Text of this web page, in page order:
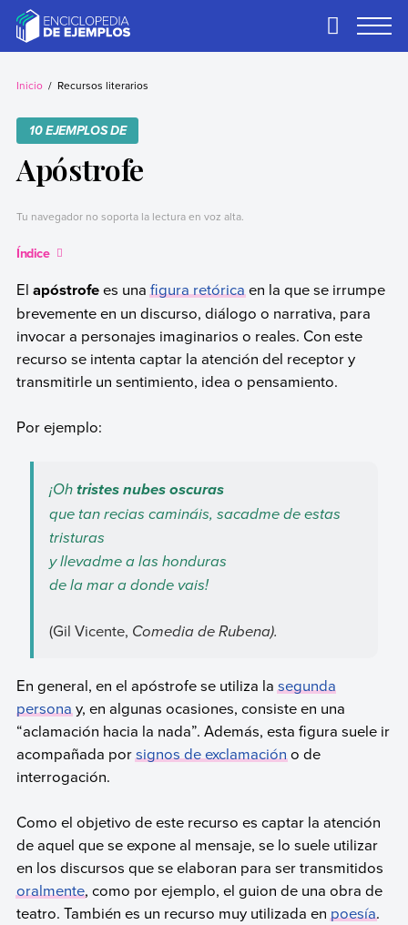
contentEjemplos
Necesitas ejemplos.
Primary
Inicio Recursos literarios
10 EJEMPLOS DE
Apóstrofe
Tu navegador no soporta la lectura en voz alta.
Índice
El apóstrofees unafigura retóricaen la que se irrumpe
brevemente en un discurso, diálogo o narrativa, para
invocar a personajes imaginarios o reales. Con este
recurso se intenta captar la atención del receptor y
transmitirle un sentimiento, idea o pensamiento.
Por ejemplo:
¡Oh tristes nubes oscuras
que tan recias camináis, sacadme de estas
tristuras
y llevadme a las honduras
de la mar a donde vais!
(Gil Vicente, Comedia de Rubena).
En general, en el apóstrofe se utiliza lasegunda
personay, en algunas ocasiones, consiste en una
“aclamación hacia la nada”. Además, esta figura suele ir
acompañada porsignos de exclamacióno de
interrogación.
Como el objetivo de este recurso es captar la atención
de aquel que se expone al mensaje, se lo suele utilizar
en los discursos que se elaboran para ser transmitidos
oralmente, como por ejemplo, el guion de una obra de
teatro. También es un recurso muy utilizada enpoesía.